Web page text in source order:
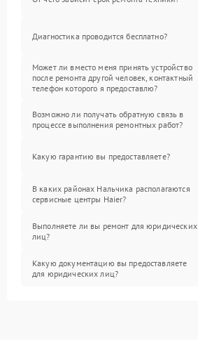
Диагностика проводится бесплатно?
Может ли вместо меня принять устройство
после ремонта другой человек, контактный
телефон которого я предоставлю?
Возможно ли получать обратную связь в
процессе выполнения ремонтных работ?
Какую гарантию вы предоставляете?
В каких районах Нальчика располагаются
сервисные центры Haier?
Выполняете ли вы ремонт для юридических
лиц?
Какую документацию вы предоставляете
для юридических лиц?